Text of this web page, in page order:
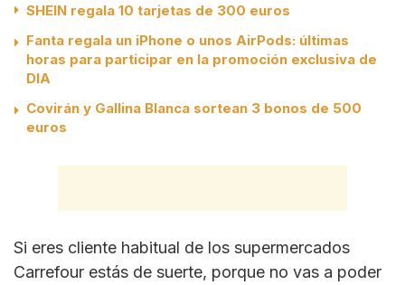
SHEIN regala 10 tarjetas de 300 euros
Fanta regala un iPhone o unos AirPods: últimas
horas para participar en la promoción exclusiva de
DIA
Covirán y Gallina Blanca sortean 3 bonos de 500
euros
Si eres cliente habitual de los supermercados
Carrefour estás de suerte, porque no vas a poder